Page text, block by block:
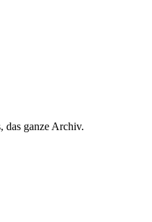
das ganze Archiv.